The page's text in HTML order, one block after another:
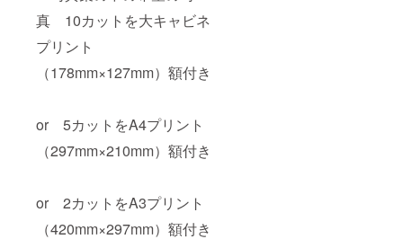
真 10カットを大キャビネ
プリント
（178mm×127mm）額付き
or 5カットをA4プリント
（297mm×210mm）額付き
or 2カットをA3プリント
（420mm×297mm）額付き